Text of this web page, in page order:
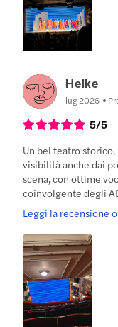
Heike
lug 2026
5/5
Un bel teatro
visibilità anche dai
scena, con ottime
coinvolgente degli
Leggi la recensione